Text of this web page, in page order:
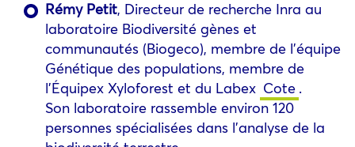
Rémy Petit, Directeur de recherche Inra au
laboratoire Biodiversité gènes et
communautés (Biogeco), membre de l’équipe
Génétique des populations, membre de
l’Équipex Xyloforest et du Labex Cote .
Son laboratoire rassemble environ 120
personnes spécialisées dans l’analyse de la